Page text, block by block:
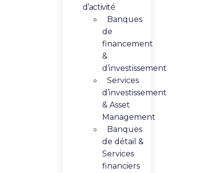
d’activité
Banques
de
financement
&
d’investissement
Services
d’investissement
& Asset
Management​
Banques
de détail &
Services
financiers